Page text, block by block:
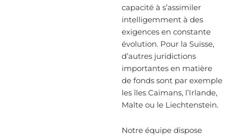
capacité à s’assimiler
intelligemment à des
exigences en constante
évolution. Pour la Suisse,
d’autres juridictions
importantes en matière
de fonds sont par exemple
les îles Caïmans, l’Irlande,
Malte ou le Liechtenstein.
Notre équipe dispose